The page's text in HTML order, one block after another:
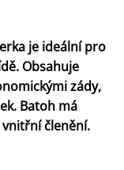
je ideální pro
Obsahuje
zády,
Batoh má
členění.